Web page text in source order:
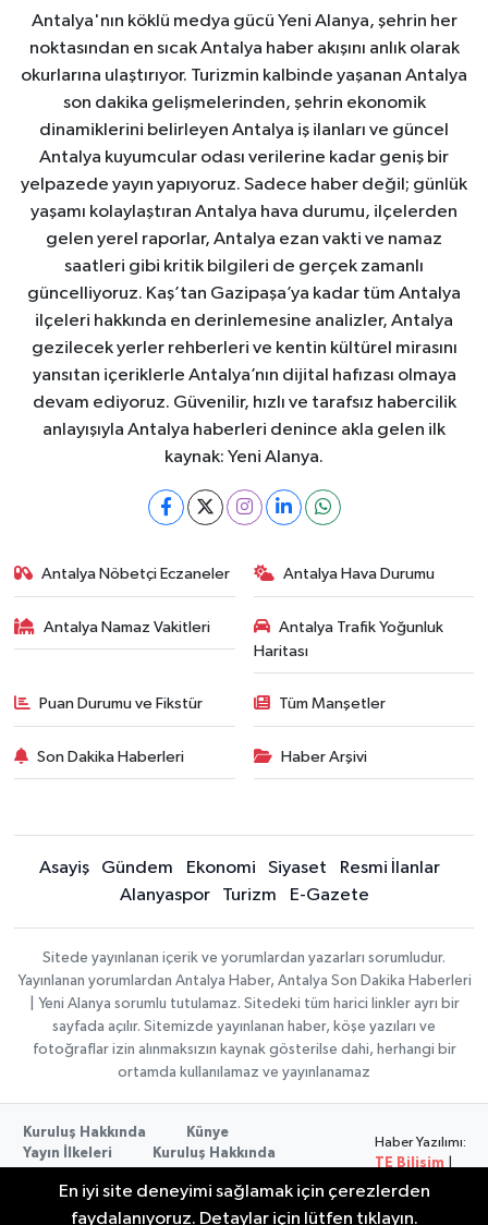
Antalya'nın köklü medya gücü Yeni Alanya, şehrin her
noktasından en sıcak Antalya haber akışını anlık olarak
okurlarına ulaştırıyor. Turizmin kalbinde yaşanan Antalya
son dakika gelişmelerinden, şehrin ekonomik
dinamiklerini belirleyen Antalya iş ilanları ve güncel
Antalya kuyumcular odası verilerine kadar geniş bir
yelpazede yayın yapıyoruz. Sadece haber değil; günlük
yaşamı kolaylaştıran Antalya hava durumu, ilçelerden
gelen yerel raporlar, Antalya ezan vakti ve namaz
saatleri gibi kritik bilgileri de gerçek zamanlı
güncelliyoruz. Kaş’tan Gazipaşa’ya kadar tüm Antalya
ilçeleri hakkında en derinlemesine analizler, Antalya
gezilecek yerler rehberleri ve kentin kültürel mirasını
yansıtan içeriklerle Antalya’nın dijital hafızası olmaya
devam ediyoruz. Güvenilir, hızlı ve tarafsız habercilik
anlayışıyla Antalya haberleri denince akla gelen ilk
kaynak: Yeni Alanya.
Antalya Nöbetçi Eczaneler Antalya Hava Durumu
Antalya Namaz Vakitleri
Antalya Trafik Yoğunluk
Haritası
Puan Durumu ve Fikstür Tüm Manşetler
Son Dakika Haberleri Haber Arşivi
Asayiş Gündem Ekonomi Siyaset
Resmi İlanlar
Alanyaspor
Turizm E-Gazete
Sitede yayınlanan içerik ve yorumlardan yazarları sorumludur.
Yayınlanan yorumlardan Antalya Haber, Antalya Son Dakika Haberleri
| Yeni Alanya sorumlu tutulamaz. Sitedeki tüm harici linkler ayrı bir
sayfada açılır. Sitemizde yayınlanan haber, köşe yazıları ve
fotoğraflar izin alınmaksızın kaynak gösterilse dahi, herhangi bir
ortamda kullanılamaz ve yayınlanamaz
Kuruluş Hakkında
Künye
Yayın İlkeleri
Kuruluş Hakkında
Kullanım Şartları
Haber Yazılımı:
TE Bilişim
Copyright ©
En iyi site deneyimi sağlamak için çerezlerden
faydalanıyoruz. Detaylar için lütfen tıklayın.